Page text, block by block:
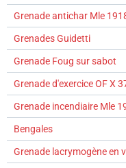
Grenade antichar Mle
Grenades Guidetti
Grenade Foug sur sabot
Grenade d'exercice OF X
Grenade incendiaire Mle
Bengales
Grenade lacrymogène en